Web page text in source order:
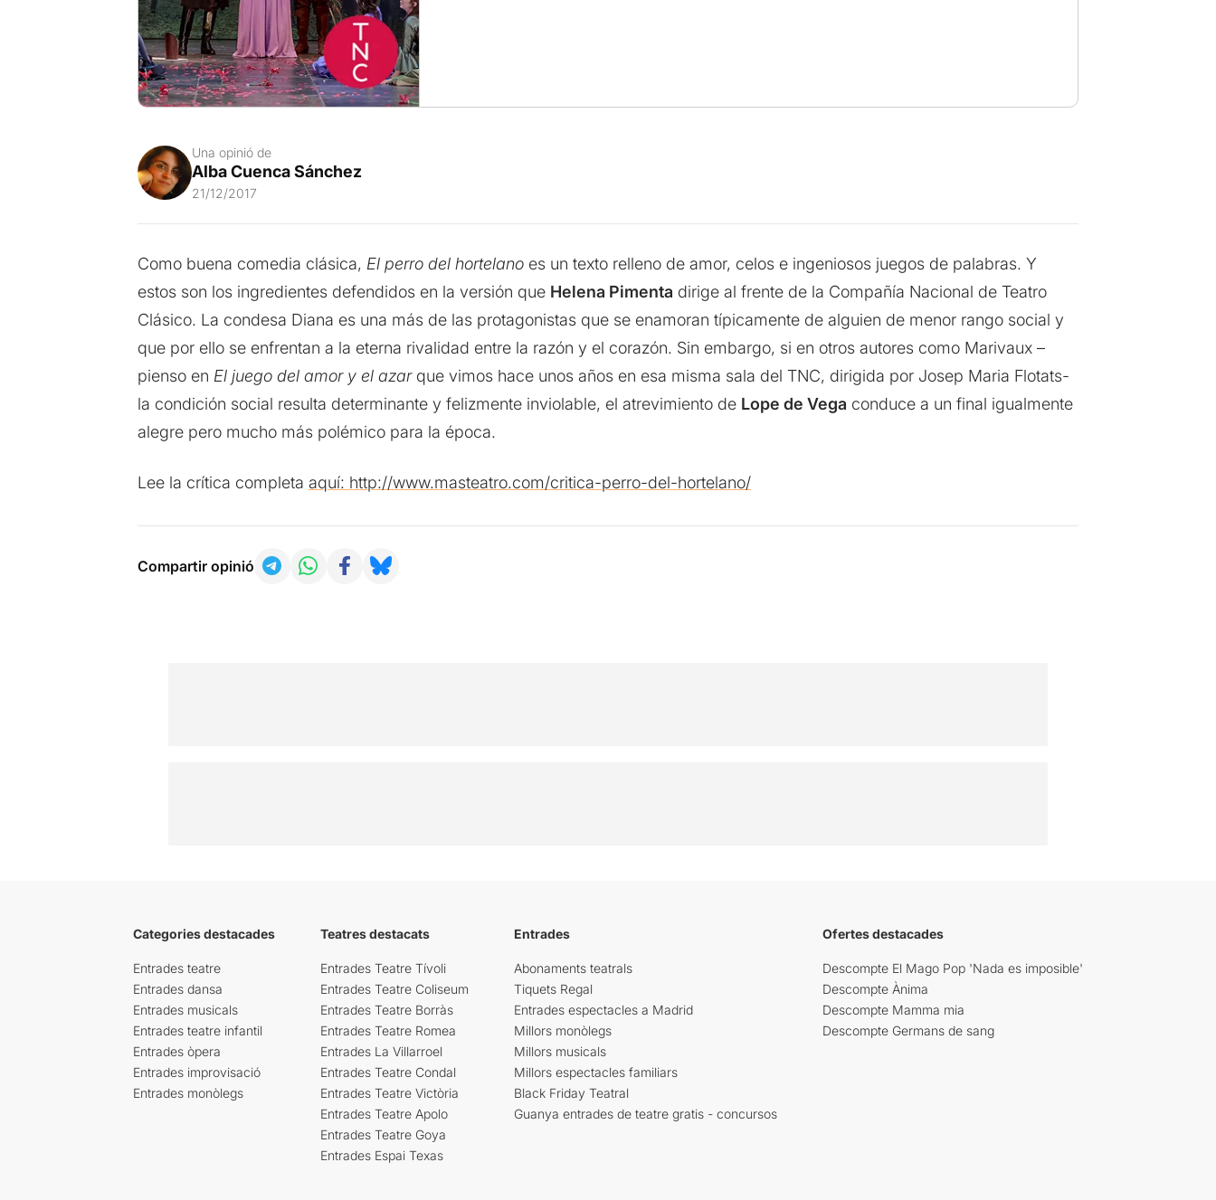
Una opinió de
Alba Cuenca Sánchez
21/12/2017
Como buena comedia clásica, El perro del hortelanoes un texto relleno de amor, celos e ingeniosos juegos de palabras. Y
estos son los ingredientes defendidos en la versión que Helena Pimenta dirige al frente de la Compañía Nacional de Teatro
Clásico. La condesa Diana es una más de las protagonistas que se enamoran típicamente de alguien de menor rango social y
que por ello se enfrentan a la eterna rivalidad entre la razón y el corazón. Sin embargo, si en otros autores como Marivaux –
pienso en El juego del amor y el azarque vimos hace unos años en esa misma sala del TNC, dirigida por Josep Maria Flotats-
la condición social resulta determinante y felizmente inviolable, el atrevimiento de Lope de Vega conduce a un final igualmente
alegre pero mucho más polémico para la época.
Lee la crítica completa aquí: http://www.masteatro.com/critica-perro-del-hortelano/
Compartir opinió
Categories destacades
Entrades teatre
Entrades dansa
Entrades musicals
Entrades teatre infantil
Entrades òpera
Entrades improvisació
Entrades monòlegs
Teatres destacats
Entrades Teatre Tívoli
Entrades Teatre Coliseum
Entrades Teatre Borràs
Entrades Teatre Romea
Entrades La Villarroel
Entrades Teatre Condal
Entrades Teatre Victòria
Entrades Teatre Apolo
Entrades Teatre Goya
Entrades Espai Texas
Entrades
Abonaments teatrals
Tiquets Regal
Entrades espectacles a Madrid
Millors monòlegs
Millors musicals
Millors espectacles familiars
Black Friday Teatral
Guanya entrades de teatre gratis - concursos
Ofertes destacades
Descompte El Mago Pop 'Nada es imposible'
Descompte Ànima
Descompte Mamma mia
Descompte Germans de sang